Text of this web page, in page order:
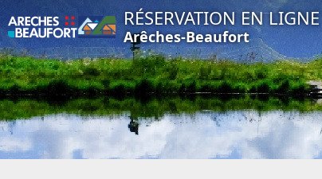
RÉSERVATION EN LIGNE
Arêches-Beaufort